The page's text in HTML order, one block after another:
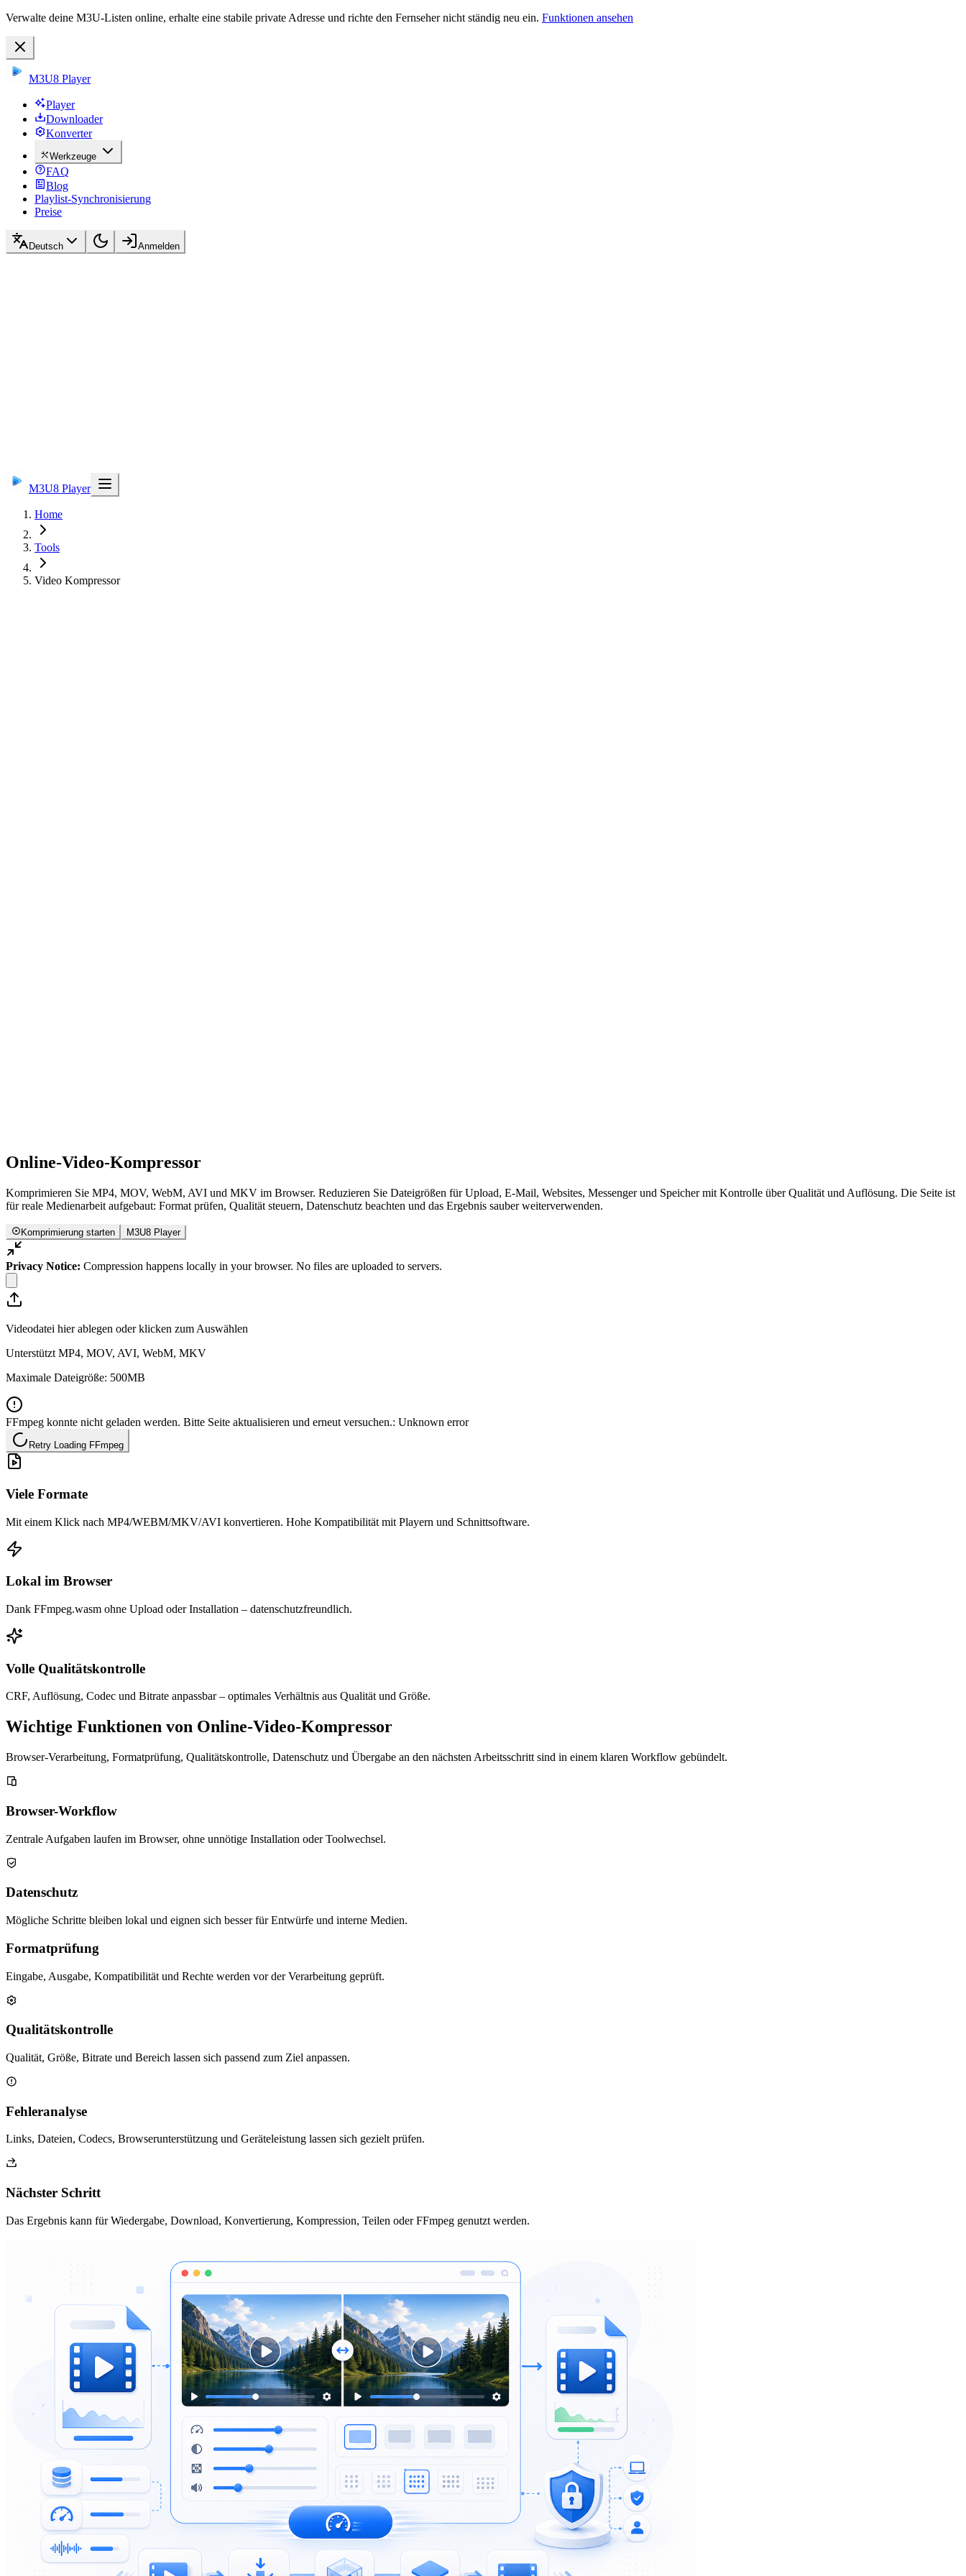
Verwalte deine M3U-Listen online, erhalte eine stabile private Adresse und richte den Fernseher nicht ständig neu ein. Funktionen ansehen
M3U8 Player
Player
Downloader
Konverter
Werkzeuge
FAQ
Blog
Playlist-Synchronisierung
Preise
Deutsch Anmelden
M3U8 Player
Home
Tools
Video Kompressor
Online-Video-Kompressor
Komprimieren Sie MP4, MOV, WebM, AVI und MKV im Browser. Reduzieren Sie Dateigrößen für Upload, E-Mail, Websites, Messenger und Speicher mit Kontrolle über Qualität und Auflösung. Die Seite ist
für reale Medienarbeit aufgebaut: Format prüfen, Qualität steuern, Datenschutz beachten und das Ergebnis sauber weiterverwenden.
Komprimierung starten M3U8 Player
Privacy Notice: Compression happens locally in your browser. No files are uploaded to servers.
Videodatei hier ablegen oder klicken zum Auswählen
Unterstützt MP4, MOV, AVI, WebM, MKV
Maximale Dateigröße: 500MB
FFmpeg konnte nicht geladen werden. Bitte Seite aktualisieren und erneut versuchen.: Unknown error
Retry Loading FFmpeg
Viele Formate
Mit einem Klick nach MP4/WEBM/MKV/AVI konvertieren. Hohe Kompatibilität mit Playern und Schnittsoftware.
Lokal im Browser
Dank FFmpeg.wasm ohne Upload oder Installation – datenschutzfreundlich.
Volle Qualitätskontrolle
CRF, Auflösung, Codec und Bitrate anpassbar – optimales Verhältnis aus Qualität und Größe.
Wichtige Funktionen von Online-Video-Kompressor
Browser-Verarbeitung, Formatprüfung, Qualitätskontrolle, Datenschutz und Übergabe an den nächsten Arbeitsschritt sind in einem klaren Workflow gebündelt.
Browser-Workflow
Zentrale Aufgaben laufen im Browser, ohne unnötige Installation oder Toolwechsel.
Datenschutz
Mögliche Schritte bleiben lokal und eignen sich besser für Entwürfe und interne Medien.
Formatprüfung
Eingabe, Ausgabe, Kompatibilität und Rechte werden vor der Verarbeitung geprüft.
Qualitätskontrolle
Qualität, Größe, Bitrate und Bereich lassen sich passend zum Ziel anpassen.
Fehleranalyse
Links, Dateien, Codecs, Browserunterstützung und Geräteleistung lassen sich gezielt prüfen.
Nächster Schritt
Das Ergebnis kann für Wiedergabe, Download, Konvertierung, Kompression, Teilen oder FFmpeg genutzt werden.